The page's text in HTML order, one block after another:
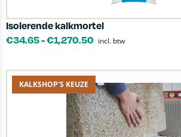
Isolerende kalkmortel
€34.65-€1,270.50 incl. btw
KALKSHOP'S KEUZE